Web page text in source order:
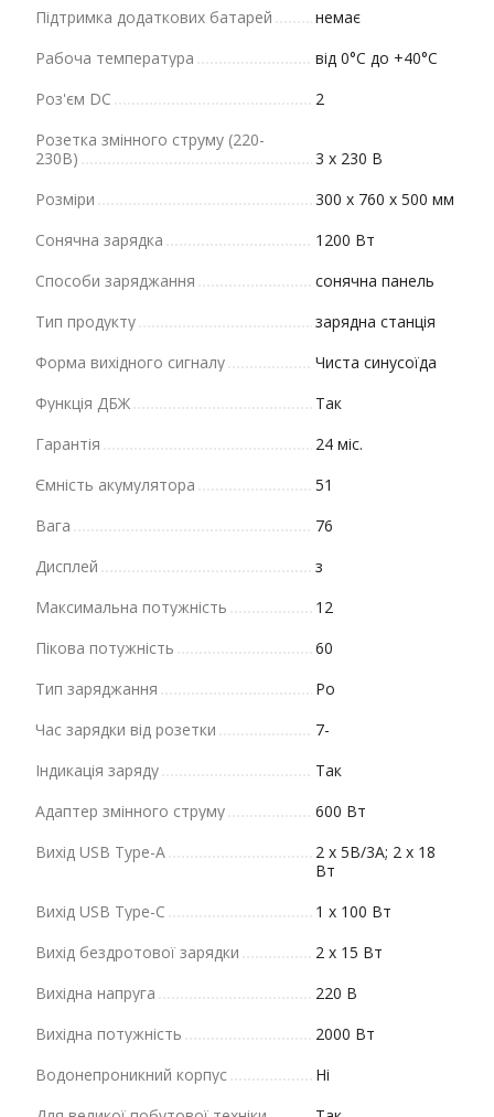
Підтримка додаткових батарей
немає
Рабоча температура
від 0°С до +40°C
Роз'єм DC
2
Розетка змінного струму (220-
230В)
3 х 230 В
Розміри
300 х 760 х 500 мм
Сонячна зарядка
1200 Вт
Способи заряджання
сонячна панель
Тип продукту
зарядна станція
Форма вихідного сигналу
Чиста синусоїда
Функція ДБЖ
Так
Гарантія
24 міс.
Ємність акумулятора
51
Вага
76
Дисплей
з
Максимальна потужність
12
Пікова потужність
60
Тип заряджання
Po
Час зарядки від розетки
7-
Індикація заряду
Так
Адаптер змінного струму
600 Вт
Вихід USB Type-A
2 х 5В/3А; 2 х 18
Вт
Вихід USB Type-C
1 х 100 Вт
Вихід бездротової зарядки
2 х 15 Вт
Вихідна напруга
220 В
Вихідна потужність
2000 Вт
Водонепроникний корпус
Ні